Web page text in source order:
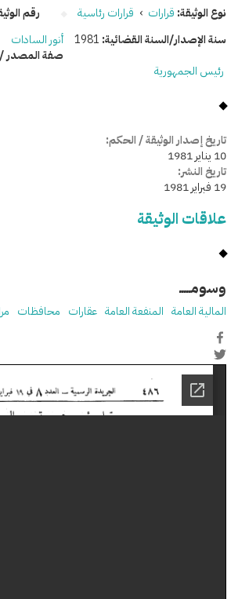
نوع الوثيقة: قرارات › قرارات رئاسية رقم
سنة الإصدار/السنة القضائية: 1981
أنور السادات
صفة المصدر /
رئيس الجمهورية
تاريخ إصدار الوثيقة / الحكم:
10 يناير 1981
تاريخ النشر:
19 فبراير 1981
علاقات الوثيقة
وسومـــــ
المالية العامة المنفعة العامة عقارات محافظات